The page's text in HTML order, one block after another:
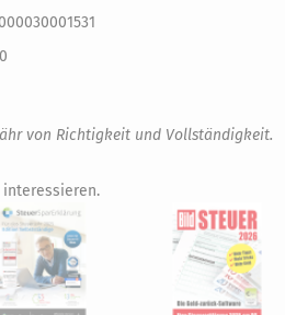
von Richtigkeit und Vollständigkeit.
interessieren.